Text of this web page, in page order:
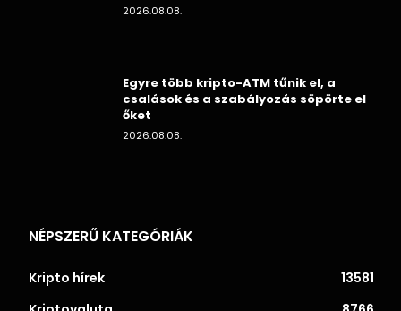
2026.08.08.
Egyre több kripto-ATM tűnik el, a
csalások és a szabályozás söpörte el
őket
2026.08.08.
NÉPSZERŰ KATEGÓRIÁK
Kripto hírek
13581